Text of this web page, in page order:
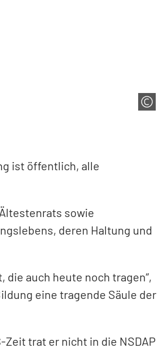
ist öffentlich, alle
sowie
deren Haltung und
auch heute noch tragen“,
eine tragende Säule der
trat er nicht in die NSDAP